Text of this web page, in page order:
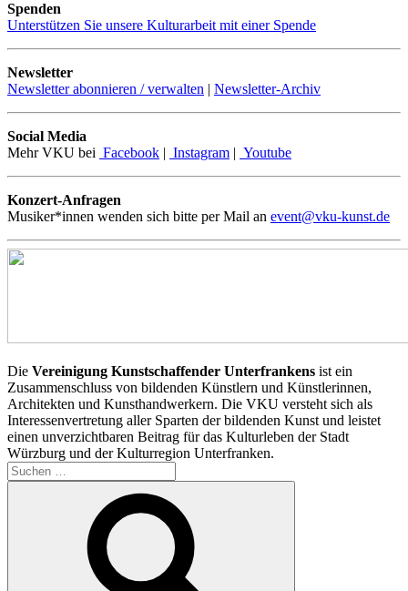
Spenden
Unterstützen Sie unsere Kulturarbeit mit einer Spende
Newsletter
Newsletter abonnieren / verwalten | Newsletter-Archiv
Social Media
Mehr VKU bei Facebook | Instagram | Youtube
Konzert-Anfragen
Musiker*innen wenden sich bitte per Mail an event@vku-kunst.de
Die Vereinigung Kunstschaffender Unterfrankens ist ein
Zusammenschluss von bildenden Künstlern und Künstlerinnen,
Architekten und Kunsthandwerkern. Die VKU versteht sich als
Interessenvertretung aller Sparten der bildenden Kunst und leistet
einen unverzichtbaren Beitrag für das Kulturleben der Stadt
Würzburg und der Kulturregion Unterfranken.
Suchen
nach: